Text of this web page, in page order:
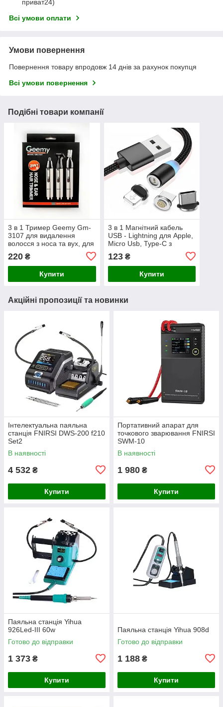
приват24)
Всі умови оплати
Умови повернення
Повернення товару впродовж 14 днів за рахунок покупця
Всі умови повернення
Подібні товари компанії
3 в 1 Тример Geemy Gm-
3107 для видалення
волосся з носа та вух, для
окантовки та підстригання
брів
220 ₴
Купити
3 в 1 Магнітний кабель
USB - Lightning для Apple,
Micro Usb, Type-C з
123₴
Купити
Акційні пропозиції та новинки
Інтелектуальна паяльна
станція FNIRSI DWS-200 f210
Set2
В наявності
4 532 ₴
Купити
Портативний апарат для
точкового зварювання FNIRSI
SWM-10
В наявності
1 980 ₴
Купити
Паяльна станція Yihua
926Led-III 60w
Готово до відправки
1 373 ₴
Купити
Паяльна станція Yihua 908d
Готово до відправки
1 188 ₴
Купити